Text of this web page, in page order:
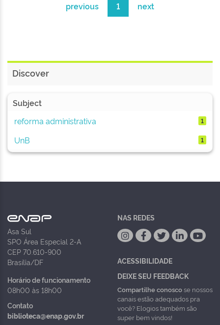
previous 1 next
Discover
Subject
reforma administrativa
1
UnB 1
Asa Sul
SPO Área Especial 2-A
CEP 70.610-900
Brasília/DF
Horário de funcionamento
08h00 às 18h00
Contato
biblioteca@enap.gov.br
NAS REDES
ACESSIBILIDADE
DEIXE SEU FEEDBACK
Compartilhe conoscose nossos
canais estão adequados pra
você? Elogios também são
super bem vindos!